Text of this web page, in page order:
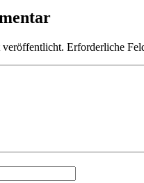
Erforderliche